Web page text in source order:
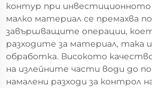
контур при инвестиционното
малко материал се премахва
завършващите операции,
разходите за материал, така
обработка. Високото
на излейните части води до
намалени разходи за контрол